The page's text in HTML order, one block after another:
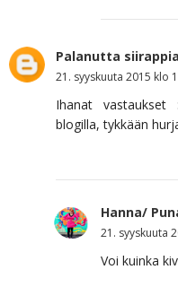
Palanutta
21. syyskuuta 2015 klo
Ihanat
blogilla, tykkään
Hanna/
21. syyskuuta
Voi kuinka